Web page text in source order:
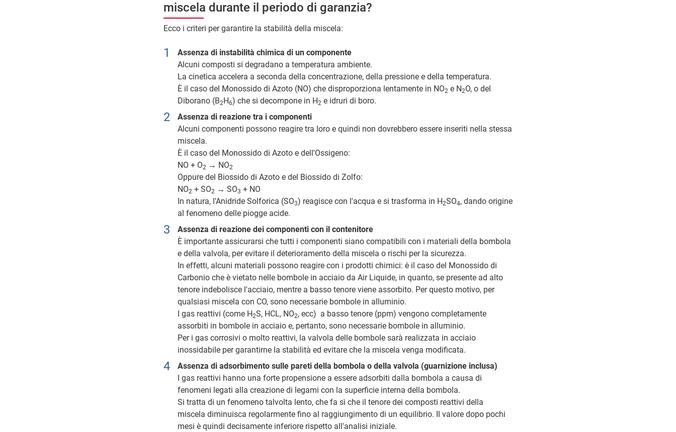
miscela durante il periodo di garanzia?
Ecco i criteri per garantire la stabilità della miscela:
Assenza di instabilità chimica di un componente
Alcuni composti si degradano a temperatura ambiente.
La cinetica accelera a seconda della concentrazione, della pressione e della temperatura.
È il caso del Monossido di Azoto (NO) che disproporziona lentamente in NO2 e N2O, o del
Diborano (B2H6) che si decompone in H2 e idruri di boro.
Assenza di reazione tra i componenti
Alcuni componenti possono reagire tra loro e quindi non dovrebbero essere inseriti nella stessa
miscela.
È il caso del Monossido di Azoto e dell'Ossigeno:
NO + O2 → NO2
Oppure del Biossido di Azoto e del Biossido di Zolfo:
NO2 + SO2 → SO3 + NO
In natura, l'Anidride Solforica (SO3) reagisce con l'acqua e si trasforma in H2SO4, dando origine
al fenomeno delle piogge acide.
Assenza di reazione dei componenti con il contenitore
È importante assicurarsi che tutti i componenti siano compatibili con i materiali della bombola
e della valvola, per evitare il deterioramento della miscela o rischi per la sicurezza.
In effetti, alcuni materiali possono reagire con i prodotti chimici: è il caso del Monossido di
Carbonio che è vietato nelle bombole in acciaio da Air Liquide, in quanto, se presente ad alto
tenore indebolisce l'acciaio, mentre a basso tenore viene assorbito. Per questo motivo, per
qualsiasi miscela con CO, sono necessarie bombole in alluminio.
I gas reattivi (come H2S, HCL, NO2, ecc) a basso tenore (ppm) vengono completamente
assorbiti in bombole in acciaio e, pertanto, sono necessarie bombole in alluminio.
Per i gas corrosivi o molto reattivi, la valvola delle bombole sarà realizzata in acciaio
inossidabile per garantirne la stabilità ed evitare che la miscela venga modificata.
Assenza di adsorbimento sulle pareti della bombola o della valvola (guarnizione inclusa)
I gas reattivi hanno una forte propensione a essere adsorbiti dalla bombola a causa di
fenomeni legati alla creazione di legami con la superficie interna della bombola.
Si tratta di un fenomeno talvolta lento, che fa sì che il tenore dei composti reattivi della
miscela diminuisca regolarmente fino al raggiungimento di un equilibrio. Il valore dopo pochi
mesi è quindi decisamente inferiore rispetto all'analisi iniziale.